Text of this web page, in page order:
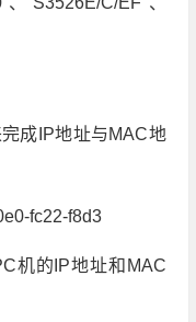
成IP地址与MAC地
fc22-f8d3
机的IP地址和MAC